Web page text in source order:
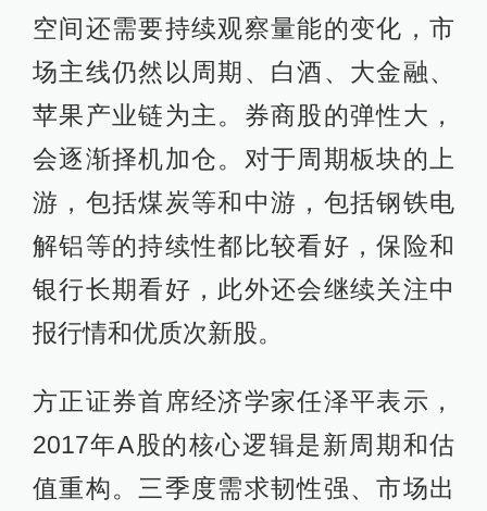
空间还需要持续观察量能的变化，市
场主线仍然以周期、白酒、大金融、
苹果产业链为主。券商股的弹性大，
会逐渐择机加仓。对于周期板块的上
游，包括煤炭等和中游，包括钢铁电
解铝等的持续性都比较看好，保险和
银行长期看好，此外还会继续关注中
报行情和优质次新股。
方正证券首席经济学家任泽平表示，
2017年A股的核心逻辑是新周期和估
值重构。三季度需求韧性强、市场出